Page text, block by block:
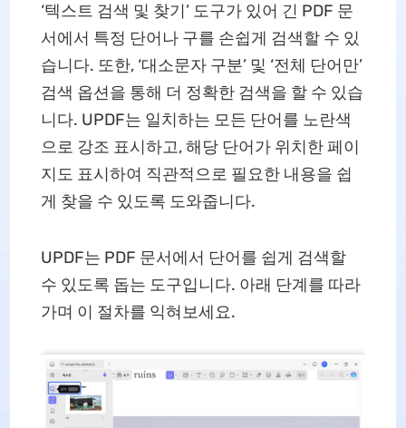
‘텍스트 검색 및 찾기’ 도구가 있어 긴 PDF 문
서에서 특정 단어나 구를 손쉽게 검색할 수 있
습니다. 또한, ‘대소문자 구분’ 및 ‘전체 단어만’
검색 옵션을 통해 더 정확한 검색을 할 수 있습
니다. UPDF는 일치하는 모든 단어를 노란색
으로 강조 표시하고, 해당 단어가 위치한 페이
지도 표시하여 직관적으로 필요한 내용을 쉽
게 찾을 수 있도록 도와줍니다.
UPDF는 PDF 문서에서 단어를 쉽게 검색할
수 있도록 돕는 도구입니다. 아래 단계를 따라
가며 이 절차를 익혀보세요.